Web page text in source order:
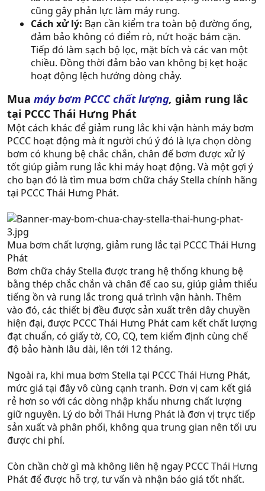
cũng gây phản lực làm máy rung.
Cách xử lý: Bạn cần kiểm tra toàn bộ đường ống,
đảm bảo không có điểm rò, nứt hoặc bám cặn.
Tiếp đó làm sạch bộ lọc, mặt bích và các van một
chiều. Đồng thời đảm bảo van không bị kẹt hoặc
hoạt động lệch hướng dòng chảy.
Mua máy bơm PCCC chất lượng, giảm rung lắc
tại PCCC Thái Hưng Phát
Một cách khác để giảm rung lắc khi vận hành máy bơm
PCCC hoạt động mà ít người chú ý đó là lựa chọn dòng
bơm có khung bệ chắc chắn, chân đế bơm được xử lý
tốt giúp giảm rung lắc khi máy hoạt động. Và một gợi ý
cho bạn đó là tìm mua bơm chữa cháy Stella chính hãng
tại PCCC Thái Hưng Phát.
Mua bơm chất lượng, giảm rung lắc tại PCCC Thái Hưng
Phát
Bơm chữa cháy Stella được trang hệ thống khung bệ
bằng thép chắc chắn và chân đế cao su, giúp giảm thiểu
tiếng ồn và rung lắc trong quá trình vận hành. Thêm
vào đó, các thiết bị đều được sản xuất trên dây chuyền
hiện đại, được PCCC Thái Hưng Phát cam kết chất lượng
đạt chuẩn, có giấy tờ, CO, CQ, tem kiểm định cùng chế
độ bảo hành lâu dài, lên tới 12 tháng.
Ngoài ra, khi mua bơm Stella tại PCCC Thái Hưng Phát,
mức giá tại đây vô cùng cạnh tranh. Đơn vị cam kết giá
rẻ hơn so với các dòng nhập khẩu nhưng chất lượng
giữ nguyên. Lý do bởi Thái Hưng Phát là đơn vị trực tiếp
sản xuất và phân phối, không qua trung gian nên tối ưu
được chi phí.
Còn chần chờ gì mà không liên hệ ngay PCCC Thái Hưng
Phát để được hỗ trợ, tư vấn và nhận báo giá tốt nhất.